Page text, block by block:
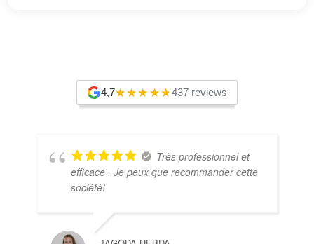
4,7 437 reviews
Très professionnel et
efficace . Je peux que recommander cette
société!